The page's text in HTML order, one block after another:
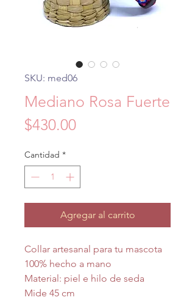
SKU: med06
Mediano Rosa Fuerte
$430.00Precio
Cantidad *
Agregar al carrito
Collar artesanal para tu mascota
100% hecho a mano
Material: piel e hilo de seda
Mide 45 cm